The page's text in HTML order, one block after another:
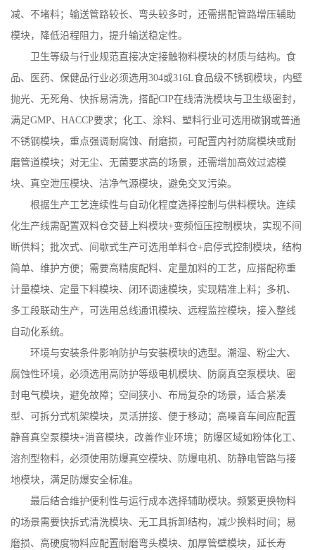
减、不堵料；输送管路较长、弯头较多时，还需搭配管路增压辅助
模块，降低沿程阻力，提升输送稳定性。
卫生等级与行业规范直接决定接触物料模块的材质与结构。食
品、医药、保健品行业必须选用304或316L食品级不锈钢模块，内壁
抛光、无死角、快拆易清洗，搭配CIP在线清洗模块与卫生级密封，
满足GMP、 HACCP要求；化工、涂料、塑料行业可选用碳钢或普通
不锈钢模块，重点强调耐腐蚀、耐磨损，可配置内衬防腐模块或耐
磨管道模块；对无尘、无菌要求高的场景，还需增加高效过滤模
块、真空泄压模块、洁净气源模块，避免交叉污染。
根据生产工艺连续性与自动化程度选择控制与供料模块。连续
化生产线需配置双料仓交替上料模块+变频恒压控制模块，实现不间
断供料；批次式、间歇式生产可选用单料仓+启停式控制模块，结构
简单、维护方便；需要高精度配料、定量加料的工艺，应搭配称重
计量模块、定量下料模块、闭环调速模块，实现精准上料；多机、
多工段联动生产，可选用总线通讯模块、远程监控模块，接入整线
自动化系统。
环境与安装条件影响防护与安装模块的选型。潮湿、粉尘大、
腐蚀性环境，必须选用高防护等级电机模块、防腐真空泵模块、密
封电气模块，避免故障；空间狭小、布局复杂的场景，适合紧凑
型、可拆分式机架模块，灵活拼接、便于移动；高噪音车间应配置
静音真空泵模块+消音模块，改善作业环境；防爆区域如粉体化工、
溶剂型物料，必须使用防爆真空模块、防爆电机、防静电管路与接
地模块，满足防爆安全标准。
最后结合维护便利性与运行成本选择辅助模块。频繁更换物料
的场景需要快拆式清洗模块、无工具拆卸结构，减少换料时间；易
磨损、高硬度物料应配置耐磨弯头模块、加厚管壁模块，延长寿